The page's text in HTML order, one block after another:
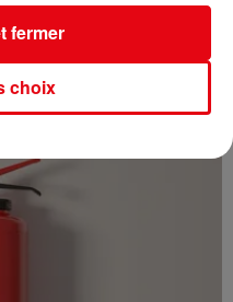
enregistrée en France en
choix
fermer